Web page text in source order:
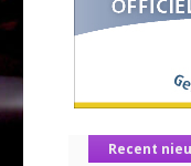
Recent